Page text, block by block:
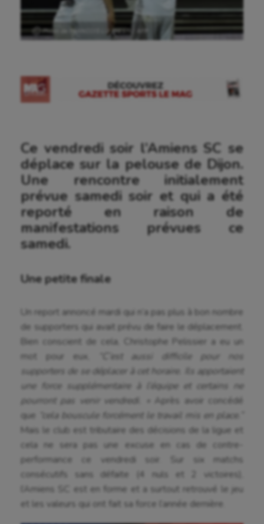
Aéronautique
Athlétisme
Auto
Ⓒ Photo de FRANCOIS LO PRESTI / AFP
Ce vendredi soir l’Amiens SC se
déplace sur la pelouse de Dijon.
Une rencontre initialement
prévue samedi soir et qui a été
reporté en raison de
manifestations prévues ce
samedi.
Une petite finale
Un report annoncé mardi qui n’a pas plus à bon nombre
de supporters qui avait prévu de faire le déplacement.
Bien conscient de cela, Christophe Pelissier a eu un
mot pour eux,
C’est aussi difficile pour nos
supporters de se déplacer à cet horaire. Ils apportaient
une force supplémentaire à l’équipe et certains ne
pourront pas venir vendredi. »
Après avoir concédé
que
“cela bouscule forcément le travail mis en place.”
Mais le club est tributaire des décisions de la ligue et
cela ne sera pas une excuse en cas de contre-
performance ce vendredi soir. Sur six matchs
consécutifs sans défaite (4 nuls et 2 victoires),
l’Amiens SC est en forme et a surtout retrouvé le jeu
et les valeurs qui ont fait sa force l’année dernière.